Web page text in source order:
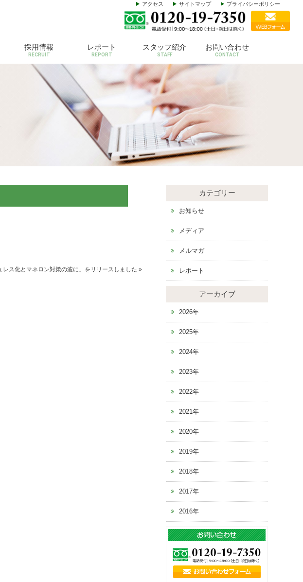
アクセス サイトマップ プライバシーポリシー
採用情報
RECRUIT
レポート
REPORT
スタッフ紹介
STAFF
お問い合わせ
CONTACT
ス化とマネロン対策の波に」をリリースしました »
カテゴリー
お知らせ
メディア
メルマガ
レポート
アーカイブ
2026年
2025年
2024年
2023年
2022年
2021年
2020年
2019年
2018年
2017年
2016年